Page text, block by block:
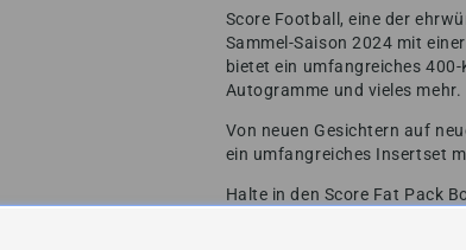
Score Football, eine der
Sammel-Saison 2024 mit
bietet ein umfangreiches
Autogramme und vieles mehr.
Von neuen Gesichtern auf
ein umfangreiches Insertset
Halte in den Score Fat Pack
Autogramme von den